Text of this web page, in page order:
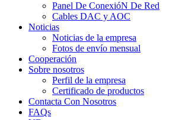
Panel De ConexióN De Red
Cables DAC y AOC
Noticias
Noticias de la empresa
Fotos de envío mensual
Cooperación
Sobre nosotros
Perfil de la empresa
Certificado de productos
Contacta Con Nosotros
FAQs